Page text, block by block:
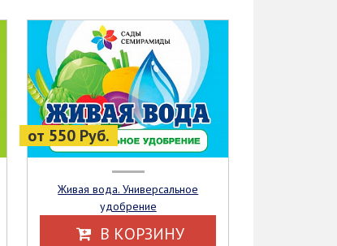
от 550 Руб.
Живая вода. Универсальное
удобрение
В КОРЗИНУ